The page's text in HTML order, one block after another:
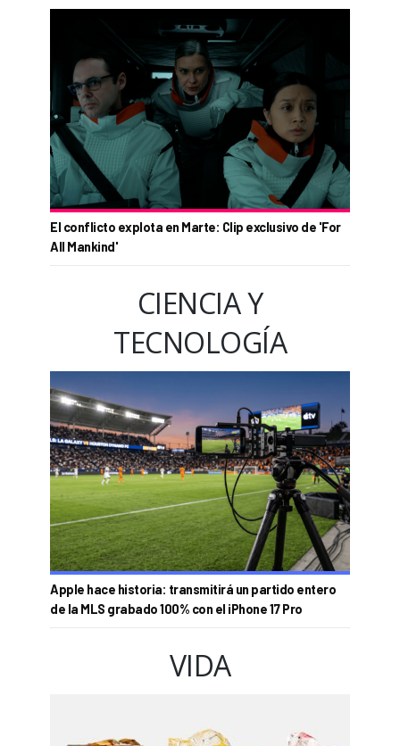
El conflicto explota en Marte: Clip exclusivo de 'For
All Mankind'
CIENCIA Y
TECNOLOGÍA
Apple hace historia: transmitirá un partido entero
de la MLS grabado 100% con el iPhone 17 Pro
VIDA